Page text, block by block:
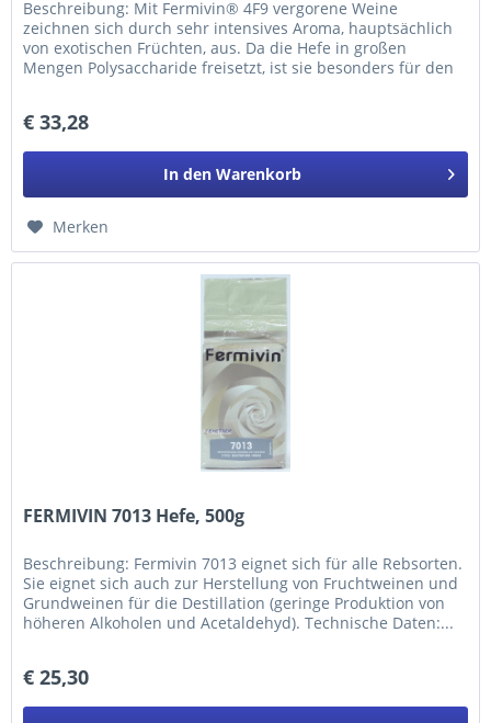
Beschreibung: Mit Fermivin® 4F9 vergorene Weine
zeichnen sich durch sehr intensives Aroma, hauptsächlich
von exotischen Früchten, aus. Da die Hefe in großen
Mengen Polysaccharide freisetzt, ist sie besonders für den
€ 33,28
In den Warenkorb
Merken
FERMIVIN 7013 Hefe, 500g
Beschreibung: Fermivin 7013 eignet sich für alle Rebsorten.
Sie eignet sich auch zur Herstellung von Fruchtweinen und
Grundweinen für die Destillation (geringe Produktion von
höheren Alkoholen und Acetaldehyd). Technische Daten:...
€ 25,30